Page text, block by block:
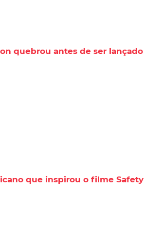
quebrou antes de ser lançado
que inspirou o filme Safety